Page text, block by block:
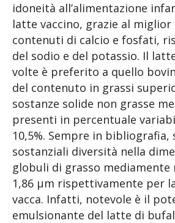
idoneità all’alimentazione
latte vaccino, grazie al
contenuti di calcio e fosfati,
del sodio e del potassio. Il
volte è preferito a quello
del contenuto in grassi
sostanze solide non grasse
presenti in percentuale
10,5%. Sempre in bibliografia,
sostanziali diversità nella
globuli di grasso mediamente
1,86 µm rispettivamente per
vacca. Infatti, notevole è il
emulsionante del latte di